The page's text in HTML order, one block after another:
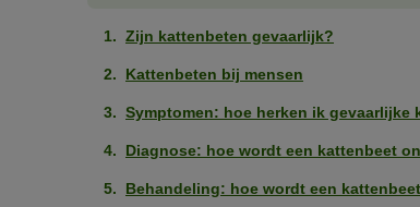
Zijn kattenbeten gevaarlijk?
Kattenbeten bij mensen
Symptomen: hoe herken ik gevaarlijke
Diagnose: hoe wordt een kattenbeet
Behandeling: hoe wordt een